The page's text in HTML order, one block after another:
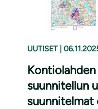
UUTISET
suunnitellun
suunnitelmat